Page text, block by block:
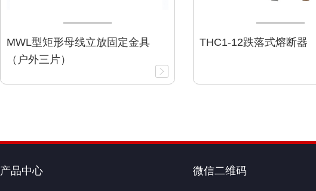
MWL型矩形母线立放固定金具
（户外三片）
THC1-12跌落式熔断器
产品中心 微信二维码